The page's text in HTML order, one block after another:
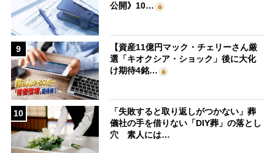
公開》10…
9
【資産11億円マック・チェリーさん厳
選「キオクシア・ショック」後に大化
け期待4銘…
10
「失敗すると取り返しがつかない」葬
儀社の手を借りない「DIY葬」の落とし
穴 素人には…